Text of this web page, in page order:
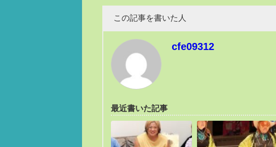
この記事を書いた人
cfe09312
最近書いた記事